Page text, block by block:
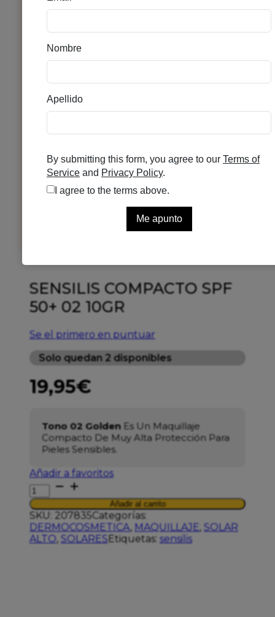
SENSILIS COMPACTO SPF
50+ 02 10GR
Se el primero en puntuar
Solo quedan 2 disponibles
19,95€
Tono 02 Golden Es Un Maquillaje
Compacto De Muy Alta Protección Para
Pieles Sensibles.
Añadir a favoritos
SENSILIS
COMPACTO
SPF
50+
02
10GR
Añadir al carrito
SKU: 207835Categorías:
DERMOCOSMETICA, MAQUILLAJE, SOLAR
ALTO, SOLARESEtiquetas: sensilis